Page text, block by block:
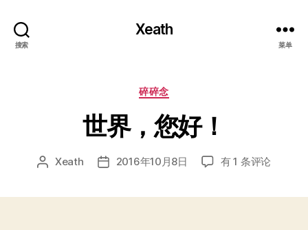
搜索
Xeath
菜单
分
碎碎念
世界，您好！
文 Xeath
发 2016年10月8日
世
有 1 条评论